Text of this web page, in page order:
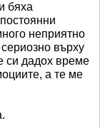
бяха
неприятно
върху
си дадох време
а те ме